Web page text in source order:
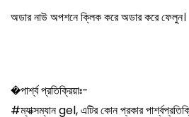
অডার নাউ অপশনে ক্লিক করে অডার করে ফেলুন।
�পার্শ্ব প্রতিক্রিয়াঃ-
#ম্যাক্সম্যান gel, এটির কোন প্রকার